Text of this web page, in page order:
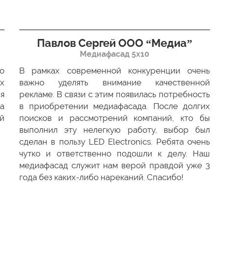
Павлов Сергей ООО “Медиа”
Медиафасад 5х10
В рамках современной конкуренции очень
важно уделять внимание качественной
рекламе. В связи с этим появилась потребность
в приобретении медиафасада. После долгих
поисков и рассмотрений компаний, кто бы
выполнил эту нелегкую работу, выбор был
сделан в пользу LED Electronics. Ребята очень
чутко и ответственно подошли к делу. Наш
медиафасад служит нам верой правдой уже 3
года без каких-либо нареканий. Спасибо!